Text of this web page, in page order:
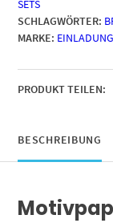
5
bunte
Aquarell
Motive
Motivpapier
bedruckt
SETS
SCHLAGWÖRTER:
MARKE:
PRODUKT TEILEN:
BESCHREIBUNG